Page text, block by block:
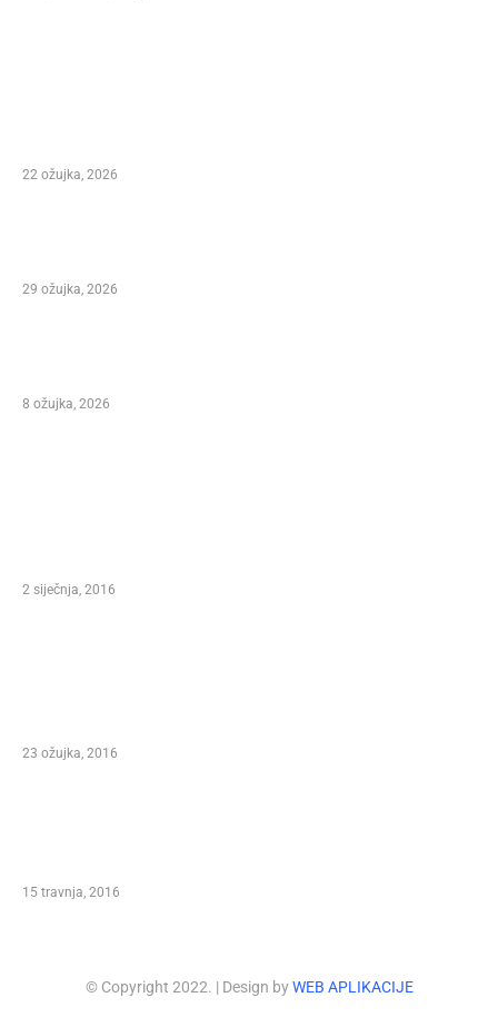
22 ožujka, 2026
29 ožujka, 2026
8 ožujka, 2026
2 siječnja, 2016
23 ožujka, 2016
15 travnja, 2016
© Copyright 2022. | Design byWEB APLIKACIJE